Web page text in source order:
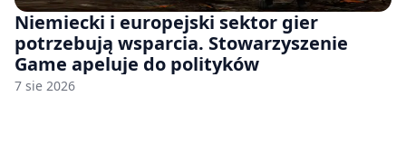
Niemiecki i europejski sektor gier
potrzebują wsparcia. Stowarzyszenie
Game apeluje do polityków
7 sie 2026